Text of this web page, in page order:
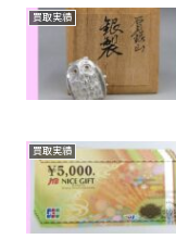
買取実績
買取実績